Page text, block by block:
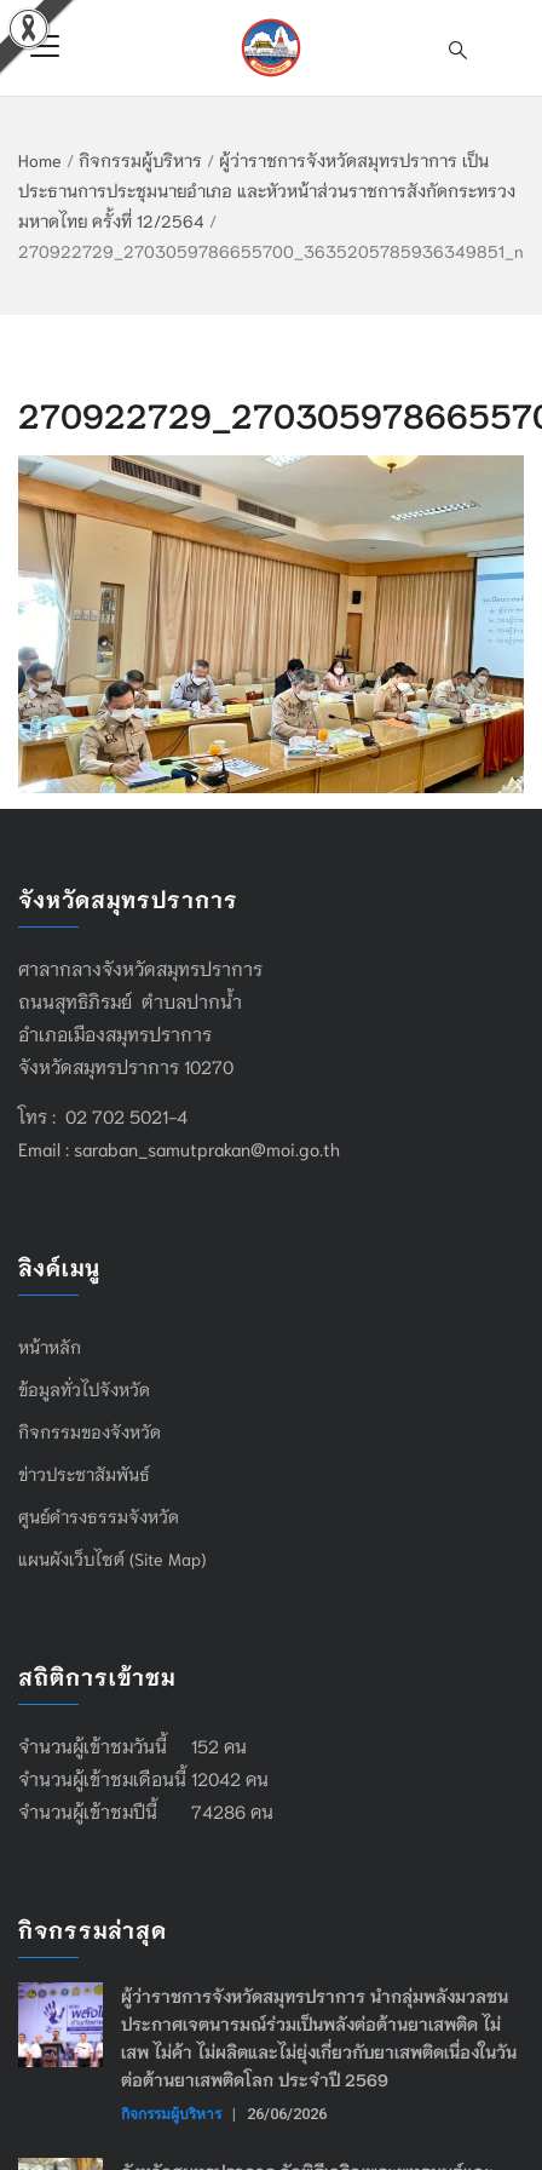
Home / กิจกรรมผู้บริหาร / ผู้ว่าราชการจังหวัดสมุทรปราการ เป็น
ประธานการประชุมนายอำเภอ และหัวหน้าส่วนราชการสังกัดกระทรวง
มหาดไทย ครั้งที่ 12/2564 /
270922729_2703059786655700_3635205785936349851_n
จังหวัดสมุทรปราการ
ศาลากลางจังหวัดสมุทรปราการ
ถนนสุทธิภิรมย์ ตำบลปากน้ำ
อำเภอเมืองสมุทรปราการ
จังหวัดสมุทรปราการ 10270
โทร : 02 702 5021-4
Email : saraban_samutprakan@moi.go.th
ลิงค์เมนู
หน้าหลัก
ข้อมูลทั่วไปจังหวัด
กิจกรรมของจังหวัด
ข่าวประชาสัมพันธ์
ศูนย์ดำรงธรรมจังหวัด
แผนผังเว็บไซต์ (Site Map)
สถิติการเข้าชม
จำนวนผู้เข้าชมวันนี้ 152 คน
จำนวนผู้เข้าชมเดือนนี้ 12042 คน
จำนวนผู้เข้าชมปีนี้ 74286 คน
กิจกรรมล่าสุด
ผู้ว่าราชการจังหวัดสมุทรปราการ นำกลุ่มพลังมวลชน
ประกาศเจตนารมณ์ร่วมเป็นพลังต่อต้านยาเสพติด ไม่
เสพ ไม่ค้า ไม่ผลิตและไม่ยุ่งเกี่ยวกับยาเสพติดเนื่องในวัน
ต่อต้านยาเสพติดโลก ประจำปี 2569
กิจกรรมผู้บริหาร | 26/06/2026